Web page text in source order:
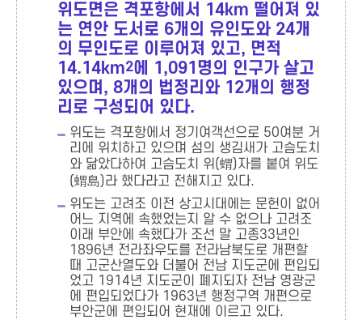
위도면은 격포항에서 14km 떨어져 있
는 연안 도서로 6개의 유인도와 24개
의 무인도로 이루어져 있고, 면적
14.14km2에 1,091명의 인구가 살고
있으며, 8개의 법정리와 12개의 행정
리로 구성되어 있다.
위도는 격포항에서 정기여객선으로 50여분 거
리에 위치하고 있으며 섬의 생김새가 고슴도치
와 닮았다하여 고슴도치 위(蝟)자를 붙여 위도
(蝟島)라 했다라고 전해지고 있다.
위도는 고려조 이전 상고시대에는 문헌이 없어
어느 지역에 속했었는지 알 수 없으나 고려조
이래 부안에 속했다가 조선 말 고종33년인
1896년 전라좌우도를 전라남북도로 개편할
때 고군산열도와 더불어 전남 지도군에 편입되
었고 1914년 지도군이 폐지되자 전남 영광군
에 편입되었다가 1963년 행정구역 개편으로
부안군에 편입되어 현재에 이르고 있다.